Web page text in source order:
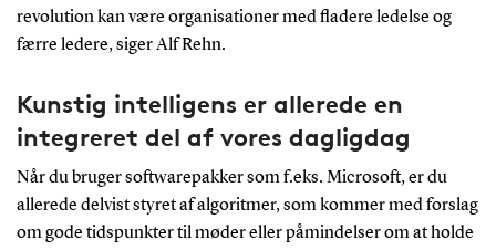
revolution kan være organisationer med fladere ledelse og
færre ledere, siger Alf Rehn.
Kunstig intelligens er allerede en
integreret del af vores dagligdag
Når du bruger softwarepakker som f.eks. Microsoft, er du
allerede delvist styret af algoritmer, som kommer med forslag
om gode tidspunkter til møder eller påmindelser om at holde